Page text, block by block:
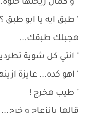
" و كمان ريحتها
' طبق ايه يا ابو
هجبلك طبقك...
" انتي كل شوية
' اهو كده... عايزة
" طيب هخرج !